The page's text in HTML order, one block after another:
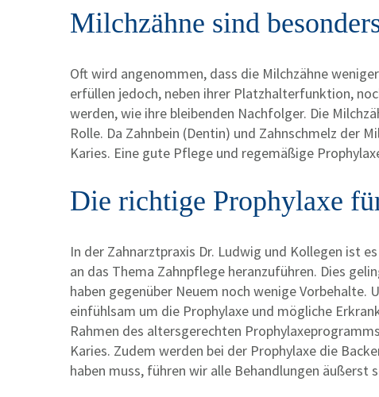
Milchzähne sind
Oft wird angenommen, dass die Milchzähne
erfüllen jedoch, neben ihrer Platzhalterfunktion,
werden, wie ihre bleibenden Nachfolger. Die
Rolle. Da Zahnbein (Dentin) und Zahnschmelz der
Karies. Eine gute Pflege und regemäßige
Die richtige Prophylaxe
In der Zahnarztpraxis Dr. Ludwig und Kollegen ist
an das Thema Zahnpflege heranzuführen. Dies
haben gegenüber Neuem noch wenige
einfühlsam um die Prophylaxe und mögliche
Rahmen des altersgerechten
Karies. Zudem werden bei der Prophylaxe die
haben muss, führen wir alle Behandlungen äußerst